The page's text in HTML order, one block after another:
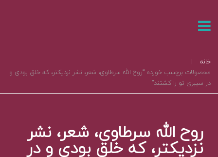
خانه
|
محصولات برچسب خورده “روح الله سرطاوی، شعر، نشر نزدیکتر، که خلق بودی و
در سیبری تو را کشتند”
روح الله سرطاوی، شعر، نشر
نزدیکتر، که خلق بودی و در